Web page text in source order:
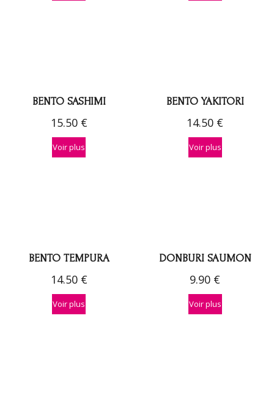
BENTO SASHIMI
15.50 €
Voir plus
BENTO YAKITORI
14.50 €
Voir plus
BENTO TEMPURA
14.50 €
Voir plus
DONBURI SAUMON
9.90 €
Voir plus